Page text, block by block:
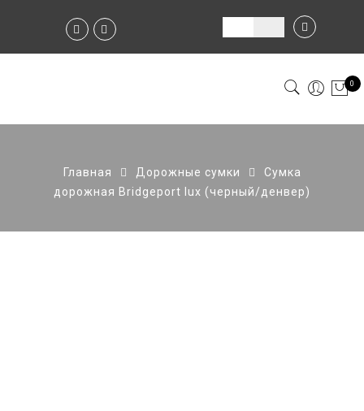
0
Главная Дорожные сумки
Сумка
дорожная Bridgeport lux (черный/денвер)